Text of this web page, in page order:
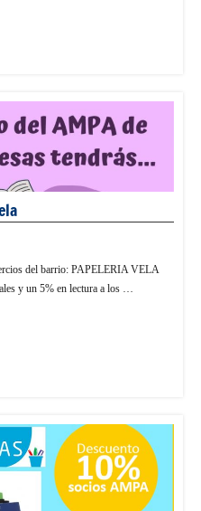
del barrio: PAPELERIA VELA
y un 5% en lectura a los …